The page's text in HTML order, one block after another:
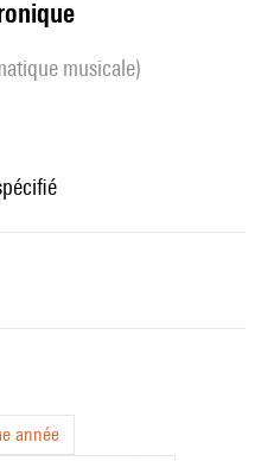
musicale)
année